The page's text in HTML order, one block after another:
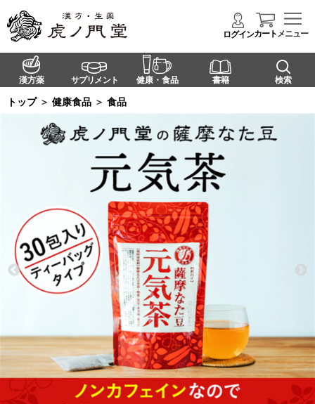
ログインカートメニュー
漢方薬 サプリメント 健康・食品 書籍 検索
トップ ＞ 健康食品 ＞ 食品